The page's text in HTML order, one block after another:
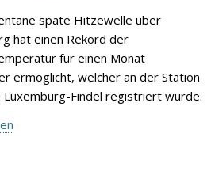
späte Hitzewelle über
hat einen Rekord der
für einen Monat
ermöglicht, welcher an der Station
Luxemburg-Findel registriert wurde.